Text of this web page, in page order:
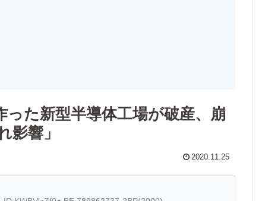
た新型半導体工場が破産、崩
影響」
2020.11.25